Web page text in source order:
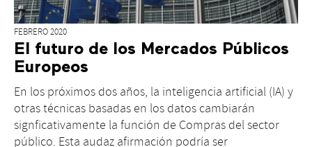
FEBRERO 2020
El futuro de los Mercados Públicos
Europeos
En los próximos dos años, la inteligencia artificial (IA) y
otras técnicas basadas en los datos cambiarán
signficativamente la función de Compras del sector
público. Esta audaz afirmación podría ser